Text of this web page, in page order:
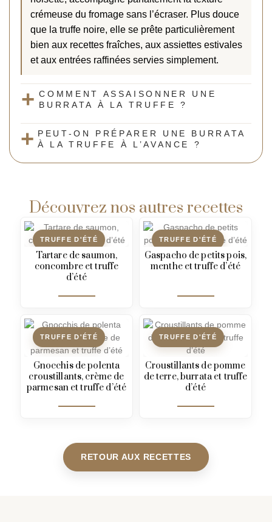
crémeuse du fromage sans l’écraser. Plus douce
que la truffe noire, elle se prête particulièrement
bien aux recettes fraîches, aux assiettes estivales
et aux entrées raffinées servies simplement.
COMMENT ASSAISONNER UNE
BURRATA À LA TRUFFE ?
PEUT-ON PRÉPARER UNE BURRATA
À LA TRUFFE À L’AVANCE ?
Découvrez nos autres recettes
TRUFFE D'ÉTÉ
Tartare de saumon,
concombre et truffe
d’été
TRUFFE D'ÉTÉ
Gaspacho de petits pois,
menthe et truffe d’été
TRUFFE D'ÉTÉ
Gnocchis de polenta
croustillants, crème de
parmesan et truffe d’été
TRUFFE D'ÉTÉ
Croustillants de pomme
de terre, burrata et truffe
d’été
RETOUR AUX RECETTES